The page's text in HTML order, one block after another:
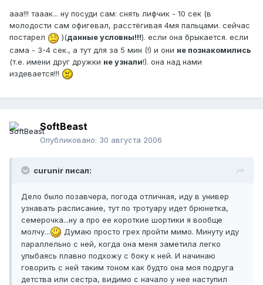
ааа!!! тааак... ну посуди сам: снять лифчик - 10 сек (в
молодости сам офигевал, расстёгивая 4мя пальцами. сейчас
постарел
)(данные условны!!!). если она брыкается. если
сама - 3-4 сек., а тут для за 5 мин (!) и они не познакомились
(т.е. имени друг дружки не узнали!). она над нами
издевается!!!
SoftBeast
Опубликовано: 30 августа 2006
curunir писал:
Дело было позавчера, погода отличная, иду в универ
узнавать расписание, тут по тротуару идет брюнетка,
семерочка...ну а про ее короткие шортики я вообще
молчу...
Думаю просто грех пройти мимо. Минуту иду
параллельно с ней, когда она меня заметила легко
улыбаясь плавно подхожу с боку к ней. И начинаю
говорить с ней таким тоном как будто она моя подруга
детства или сестра, видимо с начало у нее наступил